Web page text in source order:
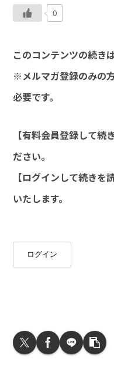
0
このコンテンツの続き
※メルマガ登録のみの
必要です。
【有料会員登録して続
ださい。
【ログインして続き
いたします。
ログイン